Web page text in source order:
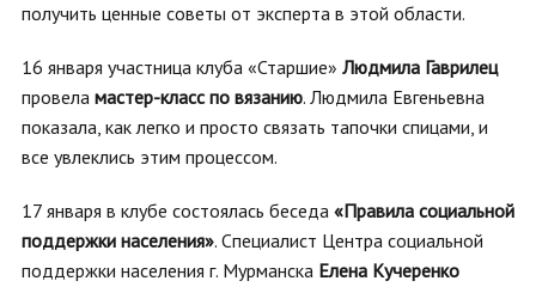
получить ценные советы от эксперта в этой области.
16 января участница клуба «Старшие» Людмила Гаврилец
провела мастер-класс по вязанию. Людмила Евгеньевна
показала, как легко и просто связать тапочки спицами, и
все увлеклись этим процессом.
17 января в клубе состоялась беседа «Правила социальной
поддержки населения». Специалист Центра социальной
поддержки населения г. Мурманска Елена Кучеренко